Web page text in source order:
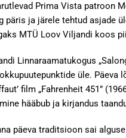
Prima Vista patroon
päris ja järele tehtud asjade
MTÜ Loov Viljandi koos
Linnaraamatukogus
üle. Päeva
film „Fahrenheit 451”
hääbub ja kirjandus
päeva traditsioon sai